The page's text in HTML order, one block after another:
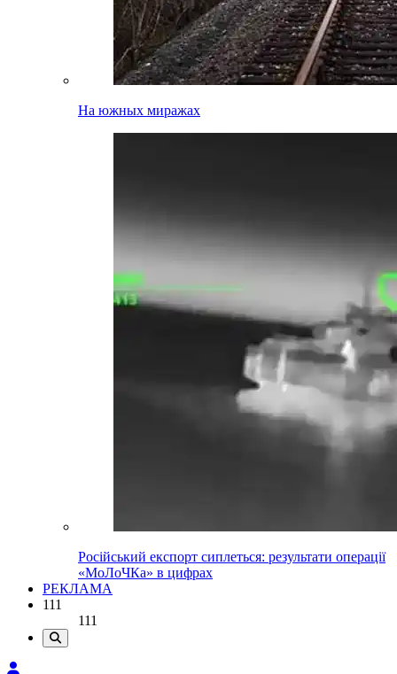
На южных миражах
Російський експорт сиплеться: результати операції
«МоЛоЧКа» в цифрах
РЕКЛАМА
111
111